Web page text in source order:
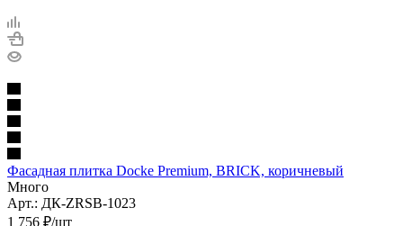
Фасадная плитка Docke Premium, BRICK, коричневый
Много
Арт.: ДК-ZRSB-1023
1 756 ₽/шт